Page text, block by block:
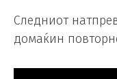
Следниот
домаќин